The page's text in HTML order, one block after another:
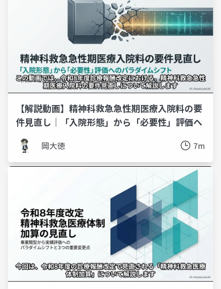
【解説動画】精神科救急急性期医療入院料の要
件見直し｜「入院形態」から「必要性」評価へ
岡大徳 7m